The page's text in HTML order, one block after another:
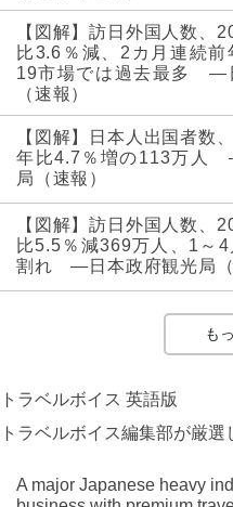
【図解】訪日外国人数、
比3.6％減、2カ月連続前
19市場では過去最多 ―
（速報）
【図解】日本人出国者数
年比4.7％増の113万人
局（速報）
【図解】訪日外国人数、
比5.5％減369万人、1～
割れ ―日本政府観光局（
も
トラベルボイス 英語版
トラベルボイス編集部が厳選
A major Japanese heavy